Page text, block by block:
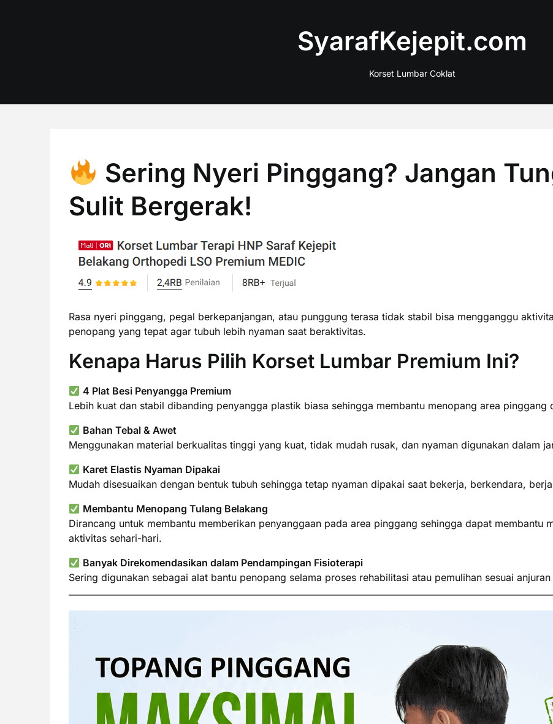
SyarafKejepit.com
Korset Lumbar Coklat
Sering Nyeri Pinggang? Jangan
Sulit Bergerak!
Rasa nyeri pinggang, pegal berkepanjangan, atau punggung terasa tidak stabil bisa mengganggu
penopang yang tepat agar tubuh lebih nyaman saat beraktivitas.
Kenapa Harus Pilih Korset Lumbar Premium Ini?
4 Plat Besi Penyangga Premium
Lebih kuat dan stabil dibanding penyangga plastik biasa sehingga membantu menopang area pinggang
Bahan Tebal & Awet
Menggunakan material berkualitas tinggi yang kuat, tidak mudah rusak, dan nyaman digunakan dalam
Karet Elastis Nyaman Dipakai
Mudah disesuaikan dengan bentuk tubuh sehingga tetap nyaman dipakai saat bekerja, berkendara,
Membantu Menopang Tulang Belakang
Dirancang untuk membantu memberikan penyanggaan pada area pinggang sehingga dapat membantu
aktivitas sehari-hari.
Banyak Direkomendasikan dalam Pendampingan Fisioterapi
Sering digunakan sebagai alat bantu penopang selama proses rehabilitasi atau pemulihan sesuai